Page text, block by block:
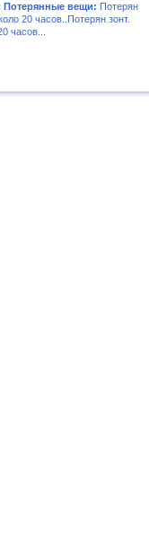
Потерянные вещи: Потерян
20 часов..Потерян зонт.
часов...